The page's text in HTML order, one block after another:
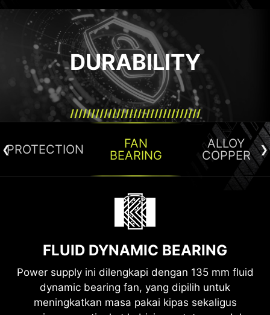
DURABILITY
PROTECTION
FAN
BEARING
ALLOY
COPPER
FLUID DYNAMIC BEARING
Power supply ini dilengkapi dengan 135 mm fluid
dynamic bearing fan, yang dipilih untuk
meningkatkan masa pakai kipas sekaligus
ALLOY COPPER CONNECTOR
TERMINALS
Konektor kabel terbuat dari terminal paduan
tembaga, sehingga power supply lebih
aman saat terjadi lonjakan arus yang tinggi.
Copper Wire
High-density Cover
PROTECTION MECHANISMS
Untuk memastikan seluruh sistem berjalan
supply ini dilengkapi berbagai mekanisme
perlindungan untuk memberikan ketenangan
maksimal.